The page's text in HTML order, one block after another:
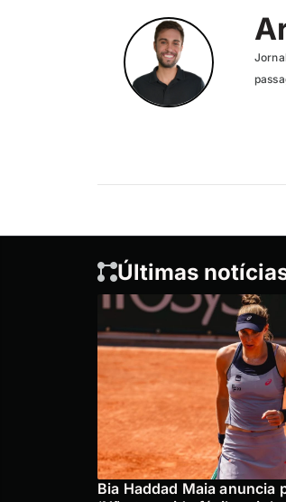
Últimas
Bia Haddad Maia anuncia